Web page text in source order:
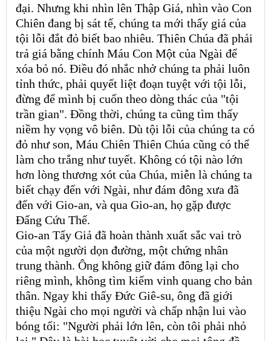
đại. Nhưng khi nhìn lên Thập Giá, nhìn vào Con
Chiên đang bị sát tế, chúng ta mới thấy giá của
tội lỗi đắt đỏ biết bao nhiêu. Thiên Chúa đã phải
trả giá bằng chính Máu Con Một của Ngài để
xóa bỏ nó. Điều đó nhắc nhở chúng ta phải luôn
tỉnh thức, phải quyết liệt đoạn tuyệt với tội lỗi,
đừng để mình bị cuốn theo dòng thác của "tội
trần gian". Đồng thời, chúng ta cũng tìm thấy
niềm hy vọng vô biên. Dù tội lỗi của chúng ta có
đỏ như son, Máu Chiên Thiên Chúa cũng có thể
làm cho trắng như tuyết. Không có tội nào lớn
hơn lòng thương xót của Chúa, miễn là chúng ta
biết chạy đến với Ngài, như đám đông xưa đã
đến với Gio-an, và qua Gio-an, họ gặp được
Đấng Cứu Thế.
Gio-an Tẩy Giả đã hoàn thành xuất sắc vai trò
của một người dọn đường, một chứng nhân
trung thành. Ông không giữ đám đông lại cho
riêng mình, không tìm kiếm vinh quang cho bản
thân. Ngay khi thấy Đức Giê-su, ông đã giới
thiệu Ngài cho mọi người và chấp nhận lui vào
bóng tối: "Người phải lớn lên, còn tôi phải nhỏ